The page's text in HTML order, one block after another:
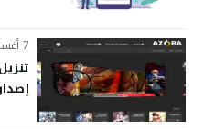
7 أغسطس 2023